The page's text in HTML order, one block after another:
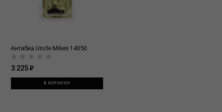
Антабка Uncle Mikes 14050
3 225 ₽
В КОРЗИНУ